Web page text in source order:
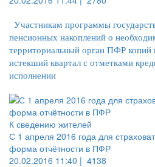
Участникам программы
пенсионных накоплений о
территориальный орган ПФР копий
истекший квартал с отметками
исполнении
К сведению жителей
С 1 апреля 2016 года для
форма отчётности в ПФР
20.02.2016 11:40 | 4138